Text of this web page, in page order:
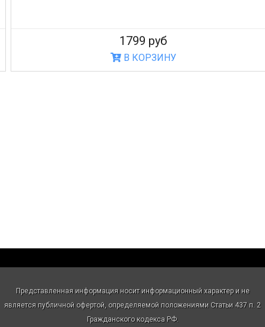
1799 руб
В КОРЗИНУ
Представленная информация носит информационный характер и не
является публичной офертой, определяемой положениями Статьи 437 п. 2
Гражданского кодекса РФ.